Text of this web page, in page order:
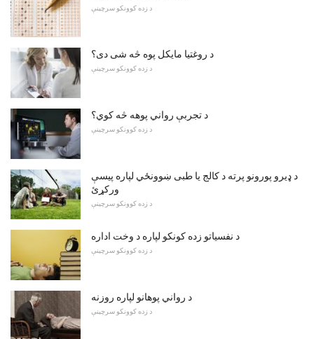
د زده کوونکو سرچینې
د روغتیا مایکل پوه څه شی دی؟
د زده کوونکو سرچینې
د تجربې رواني پوهه څه کوي؟
د زده کوونکو سرچینې
د ډیرو پورونو پرته د کالج یا طبی ښوونځي لپاره پیسې
ورکړئ
د زده کوونکو سرچینې
د نفسیاتو زده کونکو لپاره د وخت اداره
د زده کوونکو سرچینې
د رواني پوهانو لپاره روزنه
د زده کوونکو سرچینې